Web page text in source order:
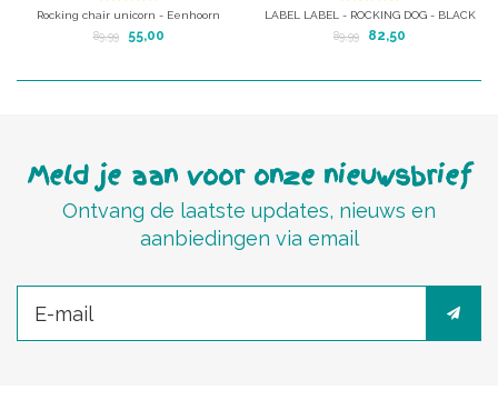
Rocking chair unicorn - Eenhoorn
Hobbelpaard van heerlijk zachte
89,99 55,00
LABEL LABEL - ROCKING DOG - BLACK
Jazeker, een mooie ribfluwelen
89,99 82,50
Meld je aan voor onze nieuwsbrief
Ontvang de laatste updates, nieuws en
aanbiedingen via email